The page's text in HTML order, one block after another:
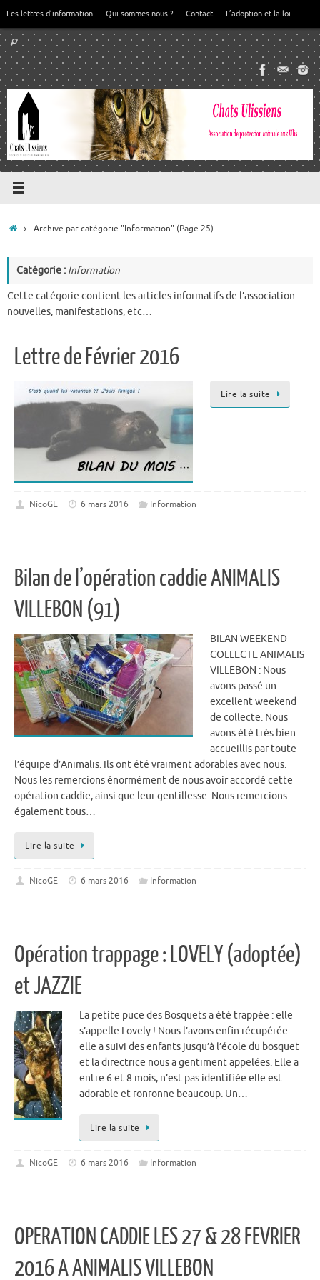
contenu
Les lettres d’information Qui sommes nous ? Contact L’adoption et la loi
Recherche
pour
:
Rechercher
AccueilArchive par catégorie "Information"(Page 25)
Catégorie : Information
Cette catégorie contient les articles informatifs de l’association :
nouvelles, manifestations, etc…
Lettre de Février 2016
Lire la suite
NicoGE 6 mars 2016 Information
Bilan de l’opération caddie ANIMALIS
VILLEBON (91)
BILAN WEEKEND
COLLECTE ANIMALIS
VILLEBON : Nous
avons passé un
excellent weekend
de collecte. Nous
avons été très bien
accueillis par toute
l’équipe d’Animalis. Ils ont été vraiment adorables avec nous.
Nous les remercions énormément de nous avoir accordé cette
opération caddie, ainsi que leur gentillesse. Nous remercions
également tous…
Lire la suite
NicoGE 6 mars 2016 Information
Opération trappage : LOVELY (adoptée)
et JAZZIE
La petite puce des Bosquets a été trappée : elle
s’appelle Lovely ! Nous l’avons enfin récupérée
elle a suivi des enfants jusqu’à l’école du bosquet
et la directrice nous a gentiment appelées. Elle a
entre 6 et 8 mois, n’est pas identifiée elle est
adorable et ronronne beaucoup. Un…
Lire la suite
NicoGE 6 mars 2016 Information
OPERATION CADDIE LES 27 & 28 FEVRIER
2016 A ANIMALIS VILLEBON